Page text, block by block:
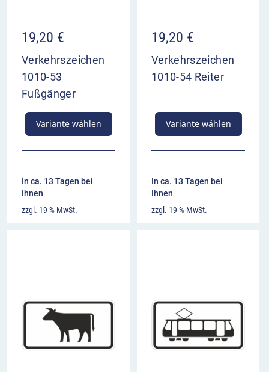
19,20 €
Verkehrszeichen
1010-53
Fußgänger
Variante wählen
In ca. 13 Tagen bei
Ihnen
zzgl. 19 % MwSt.
19,20 €
Verkehrszeichen
1010-54 Reiter
Variante wählen
In ca. 13 Tagen bei
Ihnen
zzgl. 19 % MwSt.